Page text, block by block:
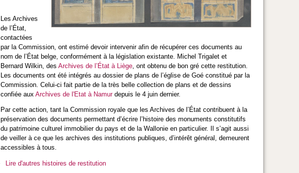
Les Archives
de l’État,
contactées
par la Commission, ont estimé devoir intervenir afin de récupérer ces documents au
nom de l’État belge, conformément à la législation existante. Michel Trigalet et
Bernard Wilkin, desArchives de l’État à Liège , ont obtenu de bon gré cette restitution.
Les documents ont été intégrés au dossier de plans de l’église de Goé constitué par la
Commission. Celui-ci fait partie de la très belle collection de plans et de dessins
confiée auxArchives de l'Etat à Namurdepuis le 4 juin dernier.
Par cette action, tant la Commission royale que les Archives de l’État contribuent à la
préservation des documents permettant d’écrire l’histoire des monuments constitutifs
du patrimoine culturel immobilier du pays et de la Wallonie en particulier. Il s’agit aussi
de veiller à ce que les archives des institutions publiques, d’intérêt général, demeurent
accessibles à tous.
Lire d'autres histoires de restitution